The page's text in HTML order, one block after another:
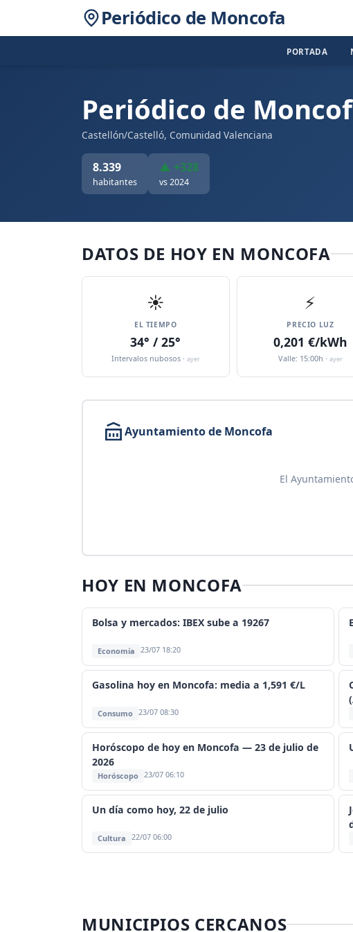
Periódico de Moncofa
PORTADA
Periódico de
Castellón/Castelló, Comunidad Valenciana
8.339
habitantes
▲ +328
vs 2024
DATOS DE HOY EN MONCOFA
☀️
EL TIEMPO
34° / 25°
Intervalos nubosos · ayer
⚡
PRECIO LUZ
0,201 €/kWh
Valle: 15:00h · ayer
Ayuntamiento de Moncofa
El
HOY EN MONCOFA
Bolsa y mercados: IBEX sube a 19267
Economía 23/07 18:20
Gasolina hoy en Moncofa: media a 1,591 €/L
Consumo 23/07 08:30
Horóscopo de hoy en Moncofa — 23 de julio de
2026
Horóscopo 23/07 06:10
Un día como hoy, 22 de julio
Cultura 22/07 06:00
MUNICIPIOS CERCANOS